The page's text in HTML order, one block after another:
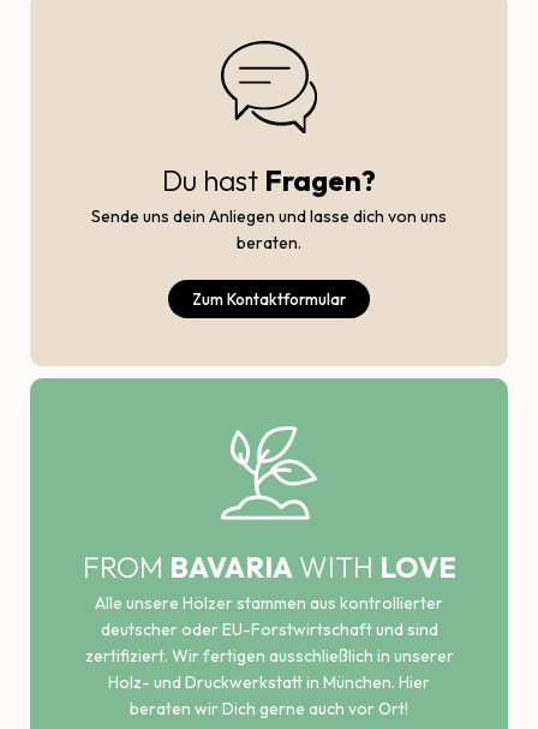
Du hast Fragen?
Sende uns dein Anliegen und lasse dich von uns
beraten.
Zum Kontaktformular
FROM BAVARIA WITH LOVE
Alle unsere Hölzer stammen aus kontrollierter
deutscher oder EU-Forstwirtschaft und sind
zertifiziert. Wir fertigen ausschließlich in unserer
Holz- und Druckwerkstatt in München. Hier
beraten wir Dich gerne auch vor Ort!